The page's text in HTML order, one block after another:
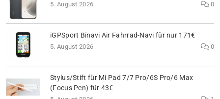
5. August 2026 0
iGPSport Binavi Air Fahrrad-Navi für nur 171€
5. August 2026 0
Stylus/Stift für Mi Pad 7/7 Pro/6S Pro/6 Max
(Focus Pen) für 43€